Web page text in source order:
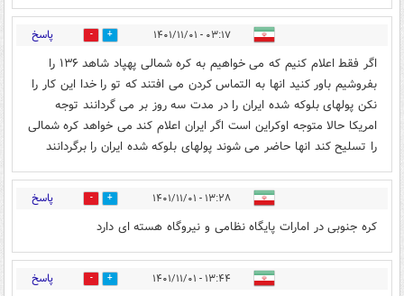
۰۳:۱۷ - ۱۴۰۱/۱۱/۰۱ 0 پاسخ
اگر فقط اعلام کنیم که می خواهیم به کره شمالی پهپاد شاهد ۱۳۶ را
بفروشیم باور کنید انها به التماس کردن می افتند که تو را خدا این کار را
نکن پولهای بلوکه شده ایران را در مدت سه روز بر می گردانند توجه
امریکا حالا متوجه اوکراین است اگر ایران اعلام کند می خواهد کره شمالی
را تسلیح کند انها حاضر می شوند پولهای بلوکه شده ایران را برگردانند
۱۳:۲۸ - ۱۴۰۱/۱۱/۰۱ 0 پاسخ
کره جنوبی در امارات پایگاه نظامی و نیروگاه هسته ای دارد
۱۳:۴۴ - ۱۴۰۱/۱۱/۰۱ 0 پاسخ